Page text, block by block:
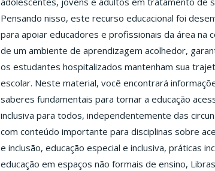
Pensando nisso, este recurso educacional foi
para apoiar educadores e profissionais da área na
de um ambiente de aprendizagem acolhedor,
os estudantes hospitalizados mantenham sua
escolar. Neste material, você encontrará
saberes fundamentais para tornar a educação
inclusiva para todos, independentemente das
com conteúdo importante para disciplinas sobre
e inclusão, educação especial e inclusiva, práticas
educação em espaços não formais de ensino,